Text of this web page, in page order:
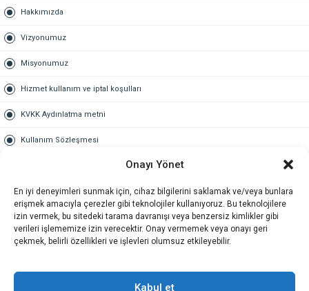
Onayı Yönet
En iyi deneyimleri sunmak için, cihaz bilgilerini saklamak ve/veya bunlara
erişmek amacıyla çerezler gibi teknolojiler kullanıyoruz. Bu teknolojilere
izin vermek, bu sitedeki tarama davranışı veya benzersiz kimlikler gibi
verileri işlememize izin verecektir. Onay vermemek veya onayı geri
çekmek, belirli özellikleri ve işlevleri olumsuz etkileyebilir.
Kabul et
Hakkımızda
Vizyonumuz
Misyonumuz
Hizmet kullanım ve iptal koşulları
KVKK Aydınlatma metni
Kullanım Sözleşmesi
Gold üyelik nedir
Kariyer